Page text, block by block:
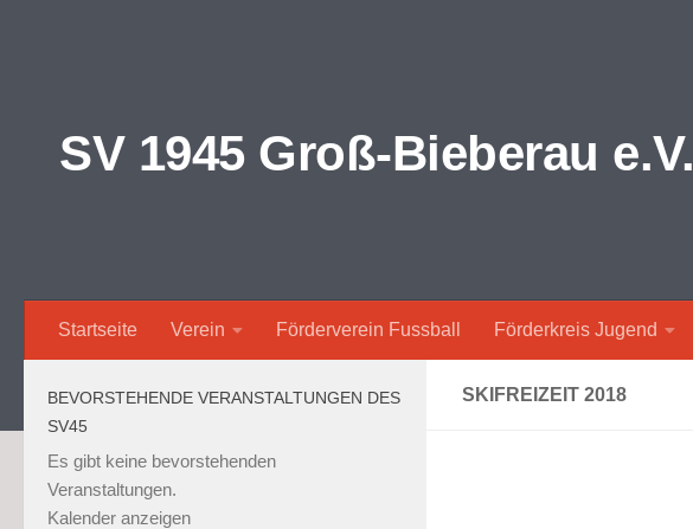
SV 1945 Groß-Bieberau e.V.
Startseite Verein Förderverein Fussball Förderkreis Jugend
SKIFREIZEIT 2018
BEVORSTEHENDE VERANSTALTUNGEN DES
SV45
Es gibt keine bevorstehenden
Veranstaltungen.
Kalender anzeigen